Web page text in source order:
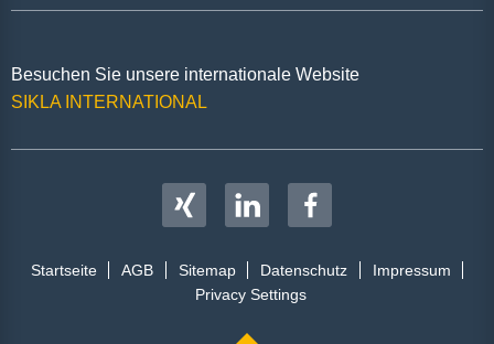
Besuchen Sie unsere internationale Website
SIKLA INTERNATIONAL
Startseite AGB Sitemap Datenschutz
Impressum
Privacy Settings